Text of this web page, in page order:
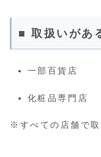
■ 取扱いがあ
一部百貨店
化粧品専門店
※すべての店舗で取